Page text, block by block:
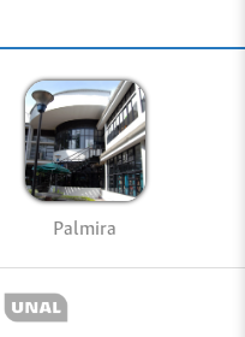
Palmira